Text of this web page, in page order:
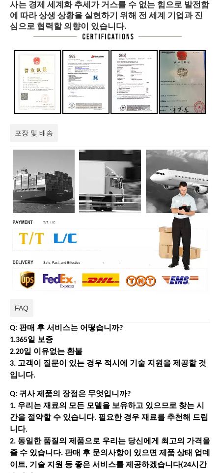
사는 경제 세계화 추세가 거스를 수 없는 힘으로 발전함
에 따라 상생 상황을 실현하기 위해 전 세계 기업과 진
심으로 협력할 의향이 있습니다.
포장 및 배송
FAQ
Q: 판매 후 서비스는 어떻습니까?
1.365일 보증
2.20일 이유없는 환불
3. 고객이 질문이 있는 경우 적시에 기술 지원을 제공할 것
입니다.
Q: 귀사 제품의 장점은 무엇입니까?
1. 우리는 재료의 모든 모델을 보유하고 있으므로 찾는 시
간을 절약할 수 있습니다. 필요한 경우 재료를 추천해 드립
니다.
2. 동일한 품질의 제품으로 우리는 당신에게 최고의 가격을
줄 수 있습니다. 판매 후 문의사항이 있으면 제품 상태 업데
이트, 기술 지원 등 좋은 서비스를 제공하겠습니다(24시간